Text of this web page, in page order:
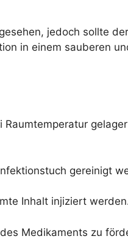
jedoch sollte
in einem sauberen
gereinigt
Inhalt injiziert
Medikaments zu